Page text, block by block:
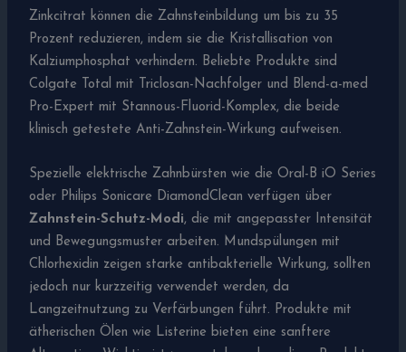
Zinkcitrat können die Zahnsteinbildung um bis zu 35
Prozent reduzieren, indem sie die Kristallisation von
Kalziumphosphat verhindern. Beliebte Produkte sind
Colgate Total mit Triclosan-Nachfolger und Blend-a-med
Pro-Expert mit Stannous-Fluorid-Komplex, die beide
klinisch getestete Anti-Zahnstein-Wirkung aufweisen.
Spezielle elektrische Zahnbürsten wie die Oral-B iO Series
oder Philips Sonicare DiamondClean verfügen über
Zahnstein-Schutz-Modi, die mit angepasster Intensität
und Bewegungsmuster arbeiten. Mundspülungen mit
Chlorhexidin zeigen starke antibakterielle Wirkung, sollten
jedoch nur kurzzeitig verwendet werden, da
Langzeitnutzung zu Verfärbungen führt. Produkte mit
ätherischen Ölen wie Listerine bieten eine sanftere